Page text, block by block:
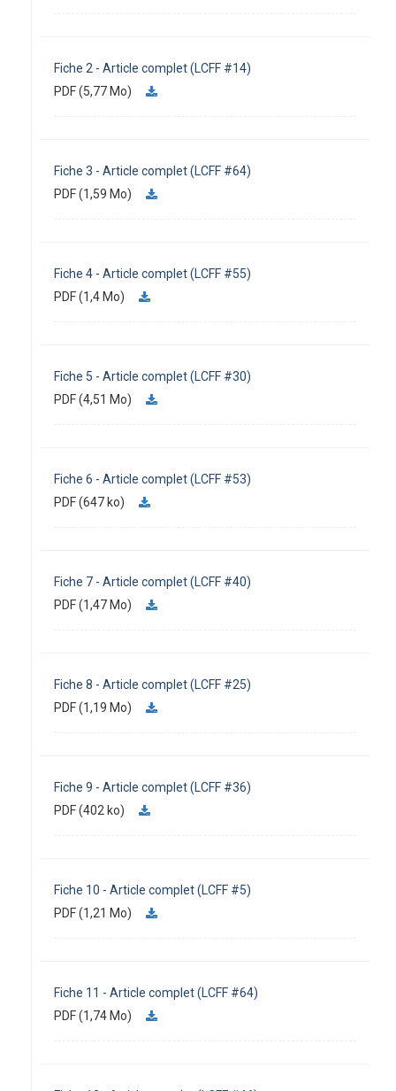
Fiche 2 - Article complet (LCFF #14)
PDF (5,77 Mo)
Fiche 3 - Article complet (LCFF #64)
PDF (1,59 Mo)
Fiche 4 - Article complet (LCFF #55)
PDF (1,4 Mo)
Fiche 5 - Article complet (LCFF #30)
PDF (4,51 Mo)
Fiche 6 - Article complet (LCFF #53)
PDF (647 ko)
Fiche 7 - Article complet (LCFF #40)
PDF (1,47 Mo)
Fiche 8 - Article complet (LCFF #25)
PDF (1,19 Mo)
Fiche 9 - Article complet (LCFF #36)
PDF (402 ko)
Fiche 10 - Article complet (LCFF #5)
PDF (1,21 Mo)
Fiche 11 - Article complet (LCFF #64)
PDF (1,74 Mo)